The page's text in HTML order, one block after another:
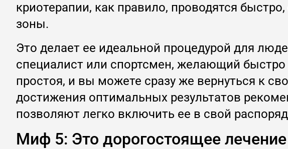
криотерапии, как правило, проводятся
зоны.
Это делает ее идеальной процедурой для
специалист или спортсмен, желающий
простоя, и вы можете сразу же вернуться к
достижения оптимальных результатов
позволяют легко включить ее в свой
Миф 5: Это дорогостоящее лечение